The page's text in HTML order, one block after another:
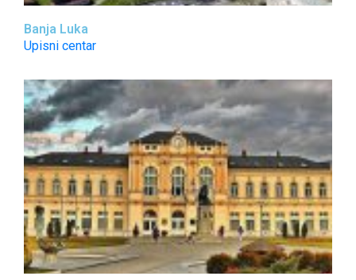
Banja Luka
Upisni centar